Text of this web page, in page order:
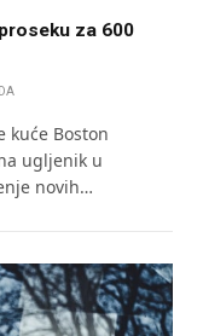
za 600
kuće Boston
ugljenik u
novih…